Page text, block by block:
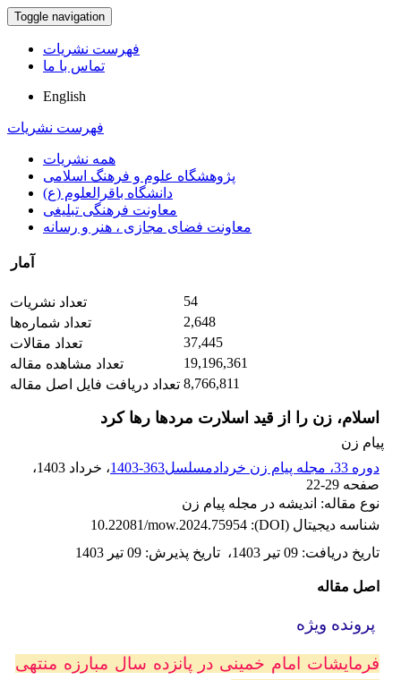
Toggle navigation
فهرست نشریات
تماس با ما
English
فهرست نشریات
همه نشریات
پژوهشگاه علوم و فرهنگ اسلامی
دانشگاه باقرالعلوم (ع)
معاونت فرهنگی تبلیغی
معاونت فضای مجازی ، هنر و رسانه
آمار
تعداد نشریات
54
تعداد شماره‌ها
2,648
تعداد مقالات
37,445
تعداد مشاهده مقاله
19,196,361
تعداد دریافت فایل اصل مقاله 8,766,811
اسلام، زن را از قید اسلارت مردها رها کرد
پیام زن
دوره 33، مجله پیام زن خردادمسلسل363-1403
، خرداد 1403
،
صفحه 22-29
نوع مقاله: اندیشه در مجله پیام زن
شناسه دیجیتال (DOI):
10.22081/mow.2024.75954
تاریخ دریافت: 09 تیر 1403 ، تاریخ پذیرش: 09 تیر 1403
اصل مقاله
پرونده ویژه
فرمایشات امام خمینی در پانزده سال مبارزه منتهی